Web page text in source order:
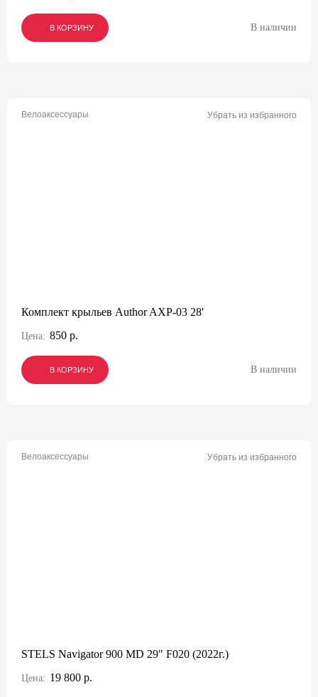
В КОРЗИНУ
В КОРЗИНУ
В КОРЗИНУ В наличии
Велоаксессуары Убрать из избранного
Комплект крыльев Author AXP-03 28'
Цена: 850 р.
В КОРЗИНУ
В КОРЗИНУ
В КОРЗИНУ В наличии
Велоаксессуары Убрать из избранного
STELS Navigator 900 MD 29" F020 (2022г.)
Цена: 19 800 р.